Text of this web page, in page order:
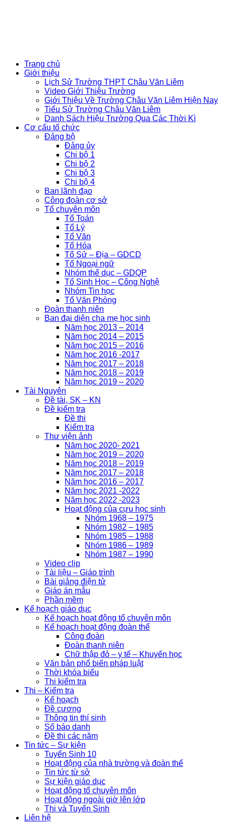
Trang chủ
Giới thiệu
Lịch Sử Trường THPT Châu Văn Liêm
Video Giới Thiệu Trường
Giới Thiệu Về Trường Châu Văn Liêm Hiện Nay
Tiểu Sử Trường Châu Văn Liêm
Danh Sách Hiệu Trưởng Qua Các Thời Kì
Cơ cấu tổ chức
Đảng bộ
Đảng ủy
Chi bộ 1
Chi bộ 2
Chi bộ 3
Chi bộ 4
Ban lãnh đạo
Công đoàn cơ sở
Tổ chuyên môn
Tổ Toán
Tổ Lý
Tổ Văn
Tổ Hóa
Tổ Sử – Địa – GDCD
Tổ Ngoại ngữ
Nhóm thể dục – GDQP
Tổ Sinh Học – Công Nghệ
Nhóm Tin học
Tổ Văn Phòng
Đoàn thanh niên
Ban đại diện cha mẹ học sinh
Năm học 2013 – 2014
Năm học 2014 – 2015
Năm học 2015 – 2016
Năm học 2016 -2017
Năm học 2017 – 2018
Năm học 2018 – 2019
Năm học 2019 – 2020
Tài Nguyên
Đề tài, SK – KN
Đề kiểm tra
Đề thi
Kiểm tra
Thư viện ảnh
Năm học 2020- 2021
Năm học 2019 – 2020
Năm học 2018 – 2019
Năm học 2017 – 2018
Năm học 2016 – 2017
Năm học 2021 -2022
Năm học 2022 -2023
Hoạt động của cựu học sinh
Nhóm 1968 – 1975
Nhóm 1982 – 1985
Nhóm 1985 – 1988
Nhóm 1986 – 1989
Nhóm 1987 – 1990
Video clip
Tài liệu – Giáo trình
Bài giảng điện tử
Giáo án mẫu
Phần mềm
Kế hoạch giáo dục
Kế hoạch hoạt động tổ chuyên môn
Kế hoạch hoạt động đoàn thể
Công đoàn
Đoàn thanh niên
Chữ thập đỏ – y tế – Khuyến học
Văn bản phổ biến pháp luật
Thời khóa biểu
Thi kiểm tra
Thi – Kiểm tra
Kế hoạch
Đề cương
Thông tin thí sinh
Số báo danh
Đề thi các năm
Tin tức – Sự kiện
Tuyển Sinh 10
Hoạt động của nhà trường và đoàn thể
Tin tức từ sở
Sự kiện giáo dục
Hoạt động tổ chuyên môn
Hoạt động ngoài giờ lên lớp
Thi và Tuyển Sinh
Liên hệ